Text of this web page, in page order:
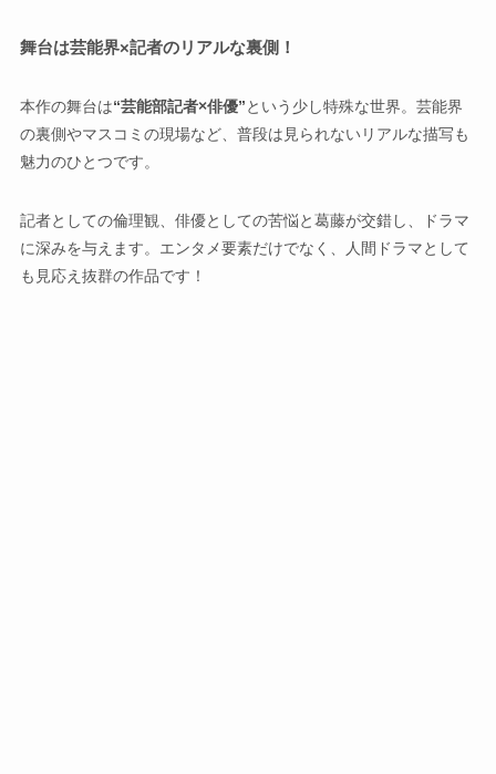
舞台は芸能界×記者のリアルな裏側！
本作の舞台は“芸能部記者×俳優”という少し特殊な世界。芸能界
の裏側やマスコミの現場など、普段は見られないリアルな描写も
魅力のひとつです。
記者としての倫理観、俳優としての苦悩と葛藤が交錯し、ドラマ
に深みを与えます。エンタメ要素だけでなく、人間ドラマとして
も見応え抜群の作品です！